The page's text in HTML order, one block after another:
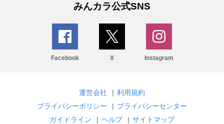
みんカラ公式SNS
Facebook X Instagram
運営会社 | 利用規約
プライバシーポリシー
| プライバシーセンター
ガイドライン
| ヘルプ | サイトマップ